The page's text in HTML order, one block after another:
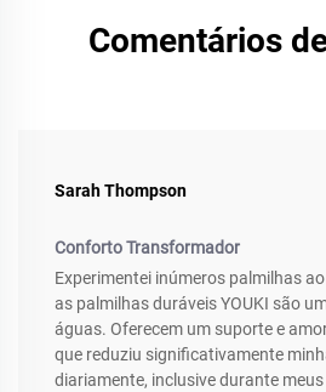
Comentários
Sarah Thompson
Conforto Transformador
Experimentei inúmeros palmilhas
as palmilhas duráveis YOUKI são
águas. Oferecem um suporte e
que reduziu significativamente
diariamente, inclusive durante